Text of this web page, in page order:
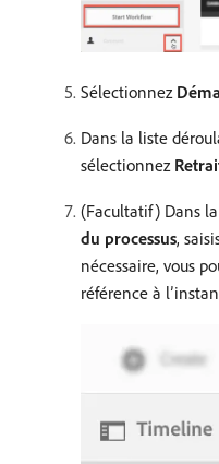
Sélectionnez
Dans la liste
sélectionnez
(Facultatif) Dans
du processus,
nécessaire, vous
référence à